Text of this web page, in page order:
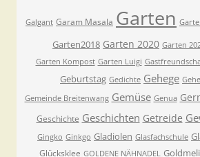
Galgant Garam Masala Garten
Garten2018 Garten 2020 Garten
Garten Kompost Garten Luigi
Geburtstag Gedichte Gehege
Gemeinde Breitenwang Gemüse Genua
Geschichte Geschichten Getreide
Gingko Ginkgo Gladiolen Glasfachschule
Glücksklee GOLDENE NÄHNADEL